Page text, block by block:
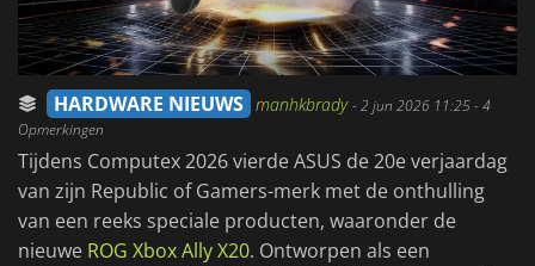
HARDWARE NIEUWS manhkbrady-2 jun 2026 11:25- 4
Opmerkingen
Tijdens Computex 2026 vierde ASUS de 20e verjaardag
van zijn Republic of Gamers-merk met de onthulling
van een reeks speciale producten, waaronder de
nieuwe ROG Xbox Ally X20. Ontworpen als een